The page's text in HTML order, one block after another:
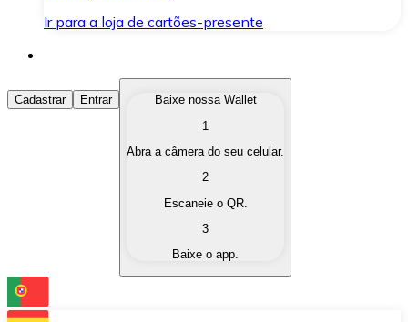
Ir para a loja de cartões-presente
Comprar Criptomoedas
Compre as criptomoedas de seu interesse de forma
Converta suas criptomoedas em moeda fiduciária
Troque uma criptomoeda por outra
Cadastrar Entrar
Baixe nossa Wallet
1
Abra a câmera do seu celular.
2
Escaneie o QR.
3
Baixe o app.